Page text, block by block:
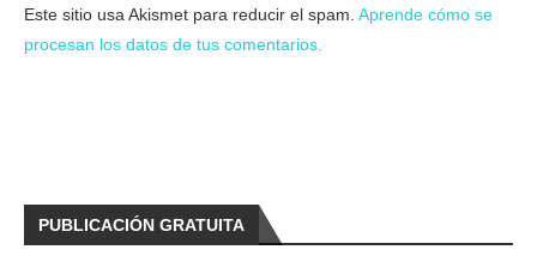
Este sitio usa Akismet para reducir el spam. Aprende cómo se
procesan los datos de tus comentarios.
PUBLICACIÓN GRATUITA